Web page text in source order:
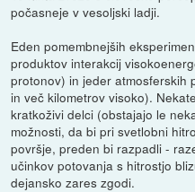
počasneje v vesoljski ladji.
Eden pomembnejših
produktov interakcij
protonov) in jeder atmosferskih
in več kilometrov visoko).
kratkoživi delci (obstajajo le
možnosti, da bi pri svetlobni
površje, preden bi razpadli -
učinkov potovanja s hitrostjo
dejansko zares zgodi.